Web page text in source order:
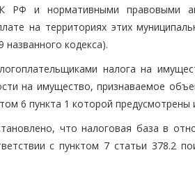
РФ и нормативными правовыми
на территориях этих
названного кодекса).
налога на
на имущество, признаваемое
6 пункта 1 которой
что налоговая база в
с пунктом 7 статьи 378.2